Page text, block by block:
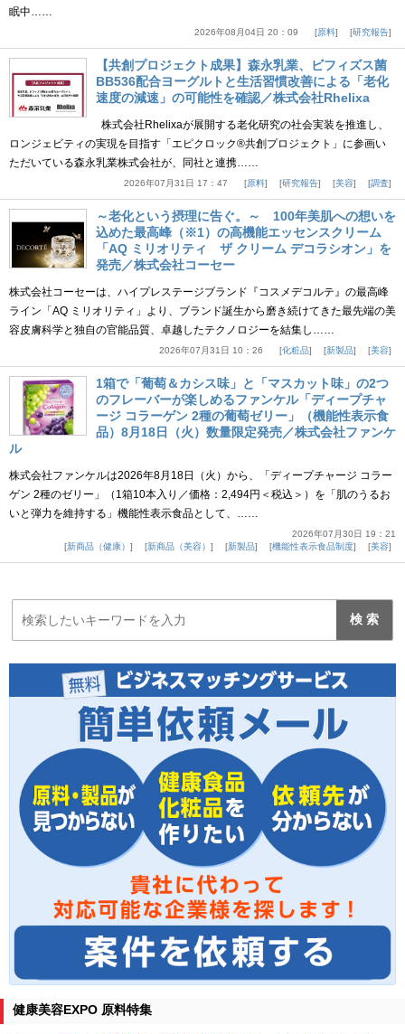
眠中……
2026年08月04日 20：09 原料 研究報告
【共創プロジェクト成果】森永乳業、ビフィズス菌
BB536配合ヨーグルトと生活習慣改善による「老化
速度の減速」の可能性を確認／株式会社Rhelixa
株式会社Rhelixaが展開する老化研究の社会実装を推進し、
ロンジェビティの実現を目指す「エピクロック®共創プロジェクト」に参画い
ただいている森永乳業株式会社が、同社と連携……
2026年07月31日 17：47 原料 研究報告 美容 調査
～老化という摂理に告ぐ。～ 100年美肌への想いを
込めた最高峰（※1）の高機能エッセンスクリーム
「AQ ミリオリティ ザ クリーム デコラシオン」を
発売／株式会社コーセー
株式会社コーセーは、ハイプレステージブランド『コスメデコルテ』の最高峰
ライン「AQ ミリオリティ」より、ブランド誕生から磨き続けてきた最先端の美
容皮膚科学と独自の官能品質、卓越したテクノロジーを結集し……
2026年07月31日 10：26 化粧品 新製品 美容
1箱で「葡萄＆カシス味」と「マスカット味」の2つ
のフレーバーが楽しめるファンケル「ディープチャ
ージ コラーゲン 2種の葡萄ゼリー」（機能性表示食
品）8月18日（火）数量限定発売／株式会社ファンケ
ル
株式会社ファンケルは2026年8月18日（火）から、「ディープチャージ コラー
ゲン 2種のゼリー」（1箱10本入り／価格：2,494円＜税込＞）を「肌のうるお
いと弾力を維持する」機能性表示食品として、……
2026年07月30日 19：21
新商品（健康）
新商品（美容） 新製品 機能性表示食品制度 美容
健康美容EXPO 原料特集